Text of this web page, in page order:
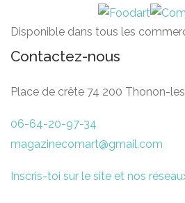
Disponible dans tous les
Contactez-nous
Place de crête 74 200 Thonon-
06-64-20-97-34
magazinecomart@gmail.com
Inscris-toi sur le site et nos